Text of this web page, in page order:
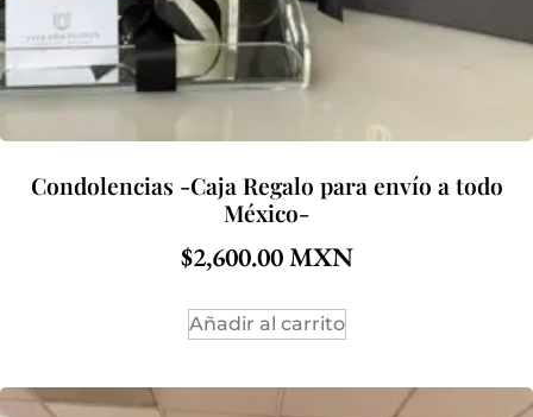
Condolencias -Caja Regalo para envío a todo
México-
$2,600.00
Añadir al carrito